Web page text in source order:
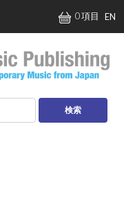
0 項目 EN